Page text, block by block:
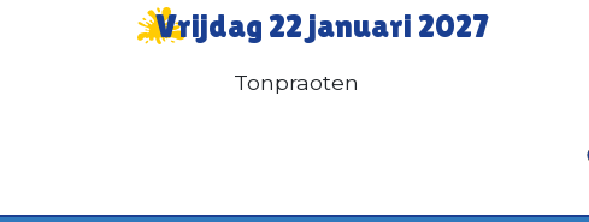
Vrijdag 22 januari 2027
Tonpraoten